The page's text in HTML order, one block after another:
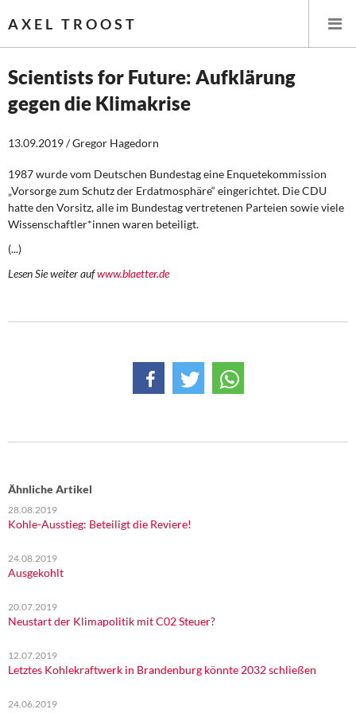
AXEL TROOST
Startseite
Themen
Leitlinien linker Wirtschafts- und Finanzpolitik
Wirtschaftspolitik
Memo-Gruppe
Institut Solidarische Moderne
Rosa-Luxemburg-Stiftung
Über mich
Scientists for Future: Aufklärung
gegen die Klimakrise
13.09.2019 / Gregor Hagedorn
1987 wurde vom Deutschen Bundestag eine Enquetekommission
„Vorsorge zum Schutz der Erdatmosphäre“ eingerichtet. Die CDU
hatte den Vorsitz, alle im Bundestag vertretenen Parteien sowie viele
Wissenschaftler*innen waren beteiligt.
(...)
Lesen Sie weiter aufwww.blaetter.de
Ähnliche Artikel
28.08.2019
Kohle-Ausstieg: Beteiligt die Reviere!
24.08.2019
Ausgekohlt
20.07.2019
Neustart der Klimapolitik mit C02 Steuer?
12.07.2019
Letztes Kohlekraftwerk in Brandenburg könnte 2032 schließen
24.06.2019